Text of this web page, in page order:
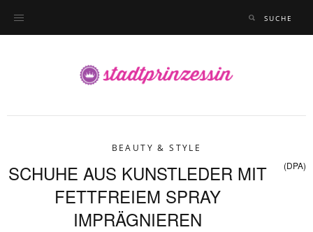
BEAUTY & STYLE
SCHUHE AUS KUNSTLEDER MIT
FETTFREIEM SPRAY
IMPRÄGNIEREN
(DPA)